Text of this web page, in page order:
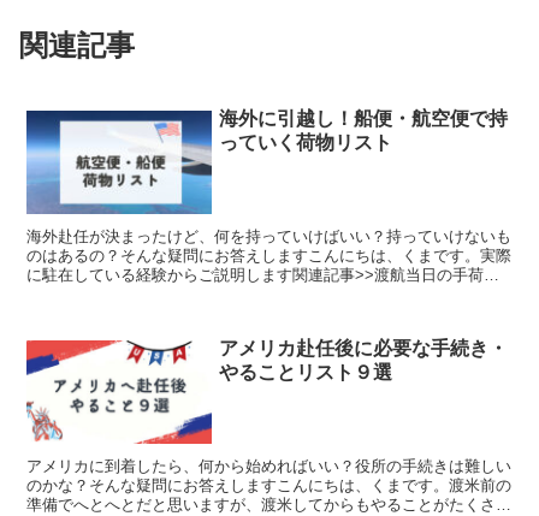
関連記事
海外に引越し！船便・航空便で持
っていく荷物リスト
海外赴任が決まったけど、何を持っていけばいい？持っていけないも
のはあるの？そんな疑問にお答えしますこんにちは、くまです。実際
に駐在している経験からご説明します関連記事>>渡航当日の手荷物
アメリカ赴任後に必要な手続き・
やることリスト９選
アメリカに到着したら、何から始めればいい？役所の手続きは難しい
のかな？そんな疑問にお答えしますこんにちは、くまです。渡米前の
準備でへとへとだと思いますが、渡米してからもやることがたくさん